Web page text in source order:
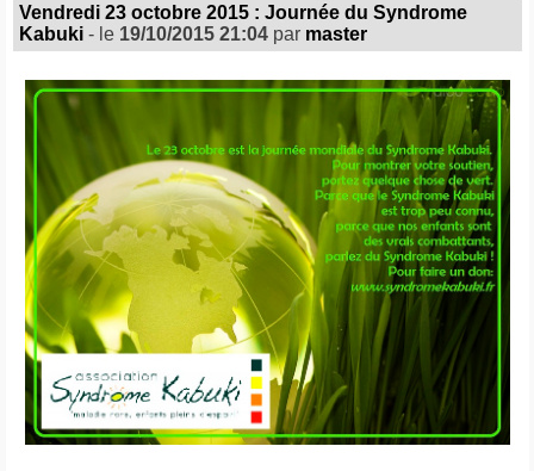
Vendredi 23 octobre 2015 : Journée du Syndrome
Kabuki - le 19/10/2015 21:04par master